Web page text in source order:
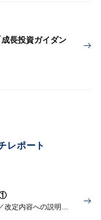
長投資ガイダン
レポート
①
高市政権はより緩慢な引上げを容認／改定内容への説明責任が焦点